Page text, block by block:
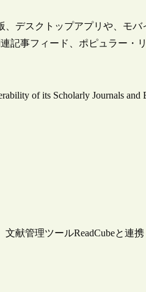
、デスクトップアプリや、モ
記事フィード、ポピュラー・
of its Scholarly Journals and
献管理ツールReadCubeと連携